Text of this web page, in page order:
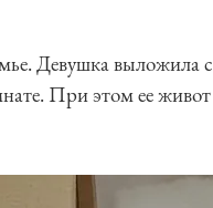
Девушка выложила
При этом ее